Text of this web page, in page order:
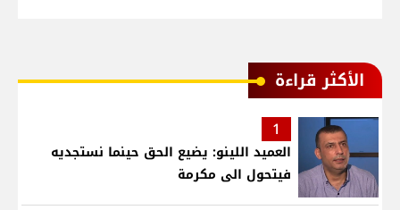
الأكثر قراءة
1
العميد اللينو: يضيع الحق حينما نستجديه
فيتحول الى مكرمة